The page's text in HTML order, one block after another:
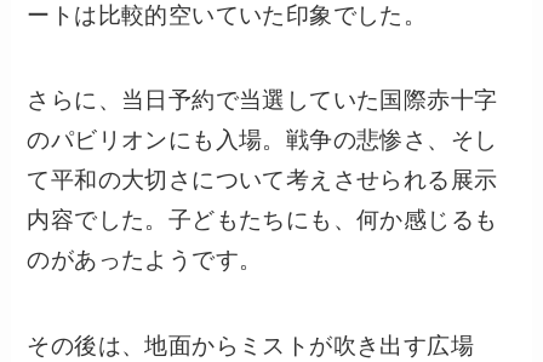
ートは比較的空いていた印象でした。
さらに、当日予約で当選していた国際赤十字
のパビリオンにも入場。戦争の悲惨さ、そし
て平和の大切さについて考えさせられる展示
内容でした。子どもたちにも、何か感じるも
のがあったようです。
その後は、地面からミストが吹き出す広場